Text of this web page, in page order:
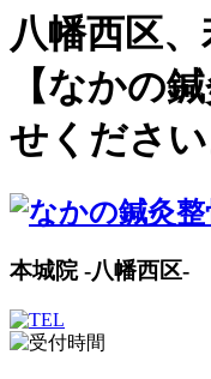
八幡西区
【なかの
せください
本城院 -八幡西区-